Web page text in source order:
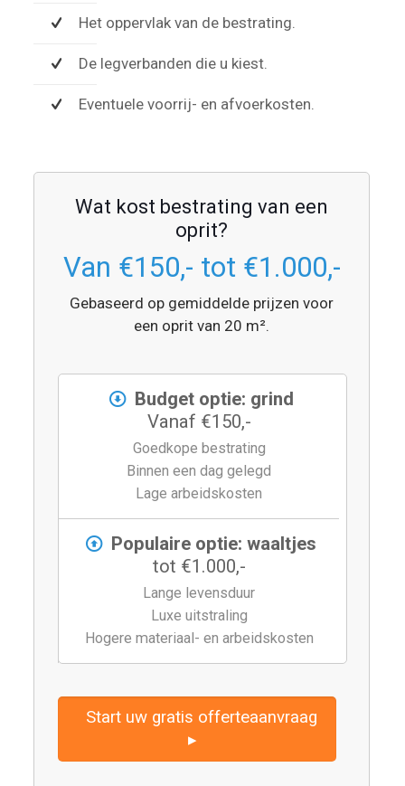
Het oppervlak van de bestrating.
De legverbanden die u kiest.
Eventuele voorrij- en afvoerkosten.
Wat kost bestrating van een
oprit?
Van €150,- tot €1.000,-
Gebaseerd op gemiddelde prijzen voor
een oprit van 20 m².
Budget optie: grind
Vanaf €150,-
Goedkope bestrating
Binnen een dag gelegd
Lage arbeidskosten
Populaire optie: waaltjes
tot €1.000,-
Lange levensduur
Luxe uitstraling
Hogere materiaal- en arbeidskosten
Start uw gratis offerteaanvraag
▸